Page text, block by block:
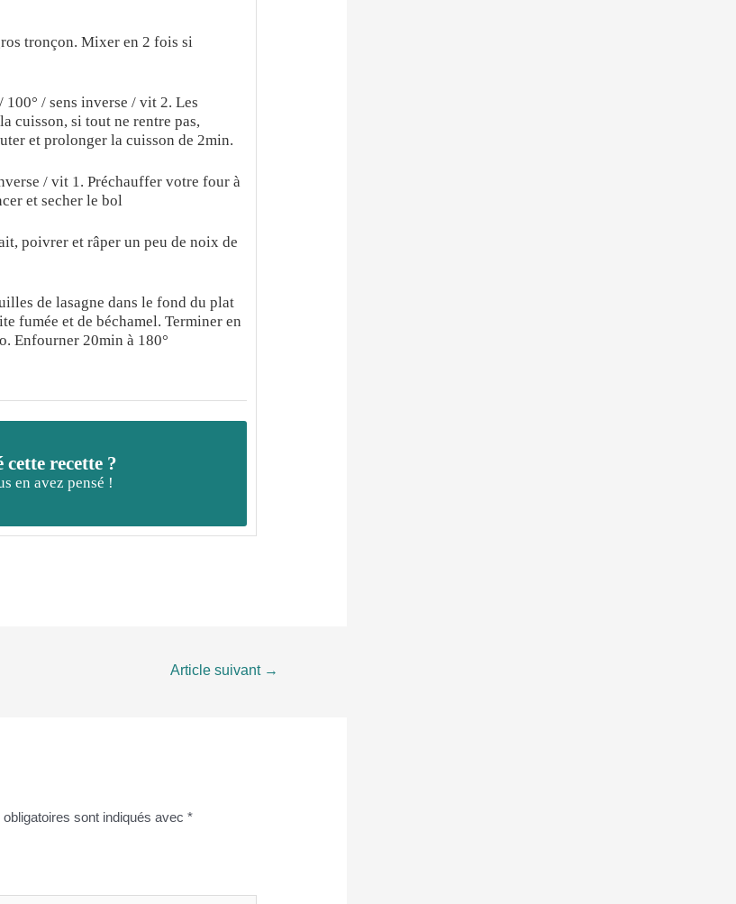
tronçon. Mixer en 2 fois si
/ sens inverse / vit 2. Les
cuisson, si tout ne rentre pas,
et prolonger la cuisson de 2min.
/ vit 1. Préchauffer votre four à
et secher le bol
poivrer et râper un peu de noix de
de lasagne dans le fond du plat
fumée et de béchamel. Terminer en
Enfourner 20min à 180°
cette recette ?
en avez pensé !
Article suivant →
sont indiqués avec*